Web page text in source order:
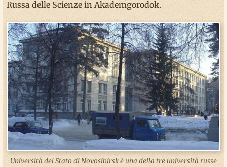
Russa delle Scienze in Akademgorodok.
Università del Stato di Novosibirsk è una della tre università russe